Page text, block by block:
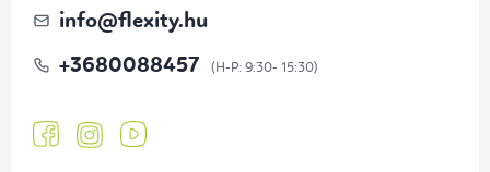
info@flexity.hu
+3680088457